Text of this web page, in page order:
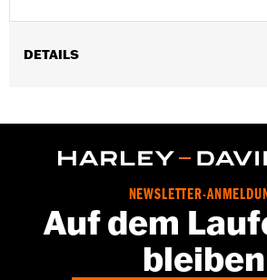
DETAILS
Material:Aluminium
Installationsanleitung
NEWSLETTER-
Auf dem
bleiben